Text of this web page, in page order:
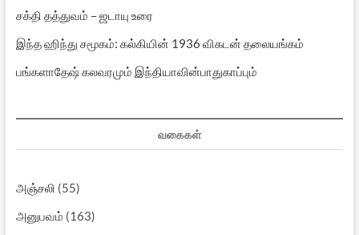
சக்தி தத்துவம் – ஜடாயு உரை
இந்த ஹிந்து சமூகம்: கல்கியின் 1936 விகடன் தலையங்கம்
பங்களாதேஷ் கலவரமும் இந்தியாவின்பாதுகாப்பும்
வகைகள்
அஞ்சலி (55)
அனுபவம் (163)